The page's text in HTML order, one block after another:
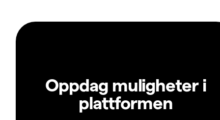
Oppdag muligheter i
plattformen